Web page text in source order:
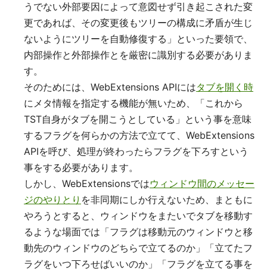
うでない外部要因によって意図せず引き起こされた変
更であれば、その変更後もツリーの構成に矛盾が生じ
ないようにツリーを自動修復する」といった要領で、
内部操作と外部操作とを厳密に識別する必要がありま
す。
そのためには、WebExtensions APIにはタブを開く時
にメタ情報を指定する機能が無いため、「これから
TST自身がタブを開こうとしている」という事を意味
するフラグを何らかの方法で立てて、WebExtensions
APIを呼び、処理が終わったらフラグを下ろすという
事をする必要があります。
しかし、WebExtensionsではウィンドウ間のメッセー
ジのやりとり を非同期にしか行えないため、まともに
やろうとすると、ウィンドウをまたいでタブを移動す
るような場面では「フラグは移動元のウィンドウと移
動先のウィンドウのどちらで立てるのか」「立てたフ
ラグをいつ下ろせばいいのか」「フラグを立てる事を